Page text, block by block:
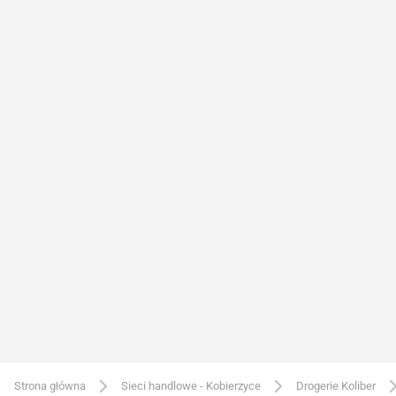
Strona główna Sieci handlowe - Kobierzyce Drogerie Koliber